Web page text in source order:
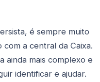
é sempre muito
a central da Caixa.
ainda mais complexo e
identificar e ajudar.